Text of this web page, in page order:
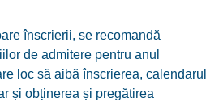
înscrierii, se recomandă
de admitere pentru anul
loc să aibă înscrierea, calendarul
și obținerea și pregătirea